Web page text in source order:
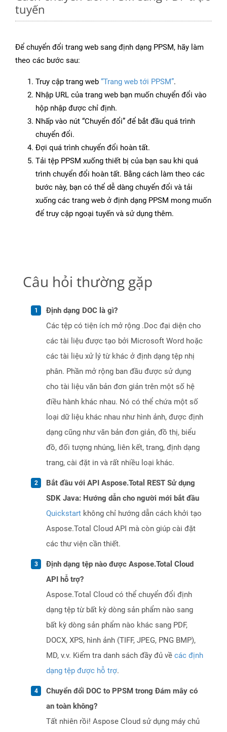
tuyến
Để chuyển đổi trang web sang định dạng PPSM, hãy làm
theo các bước sau:
Truy cập trang web “Trang web tới PPSM”.
Nhập URL của trang web bạn muốn chuyển đổi vào
hộp nhập được chỉ định.
Nhấp vào nút “Chuyển đổi” để bắt đầu quá trình
chuyển đổi.
Đợi quá trình chuyển đổi hoàn tất.
Tải tệp PPSM xuống thiết bị của bạn sau khi quá
trình chuyển đổi hoàn tất. Bằng cách làm theo các
bước này, bạn có thể dễ dàng chuyển đổi và tải
xuống các trang web ở định dạng PPSM mong muốn
để truy cập ngoại tuyến và sử dụng thêm.
Câu hỏi thường gặp
Định dạng DOC là gì?
Các tệp có tiện ích mở rộng .Doc đại diện cho
các tài liệu được tạo bởi Microsoft Word hoặc
các tài liệu xử lý từ khác ở định dạng tệp nhị
phân. Phần mở rộng ban đầu được sử dụng
cho tài liệu văn bản đơn giản trên một số hệ
điều hành khác nhau. Nó có thể chứa một số
loại dữ liệu khác nhau như hình ảnh, được định
dạng cũng như văn bản đơn giản, đồ thị, biểu
đồ, đối tượng nhúng, liên kết, trang, định dạng
trang, cài đặt in và rất nhiều loại khác.
Bắt đầu với API Aspose.Total REST Sử dụng
SDK Java: Hướng dẫn cho người mới bắt đầu
Quickstart không chỉ hướng dẫn cách khởi tạo
Aspose.Total Cloud API mà còn giúp cài đặt
các thư viện cần thiết.
Định dạng tệp nào được Aspose.Total Cloud
API hỗ trợ?
Aspose.Total Cloud có thể chuyển đổi định
dạng tệp từ bất kỳ dòng sản phẩm nào sang
bất kỳ dòng sản phẩm nào khác sang PDF,
DOCX, XPS, hình ảnh (TIFF, JPEG, PNG BMP),
MD, v.v. Kiểm tra danh sách đầy đủ về các định
dạng tệp được hỗ trợ.
Chuyển đổi DOC to PPSM trong Đám mây có
an toàn không?
Tất nhiên rồi! Aspose Cloud sử dụng máy chủ